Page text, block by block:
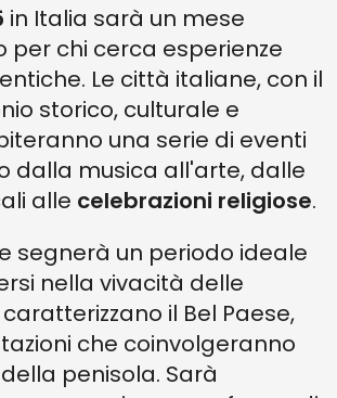
in Italia sarà un mese
per chi cerca esperienze
Le città italiane, con il
storico, culturale e
una serie di eventi
dalla musica all'arte, dalle
alle celebrazioni religiose.
segnerà un periodo ideale
nella vivacità delle
il Bel Paese,
che coinvolgeranno
penisola. Sarà